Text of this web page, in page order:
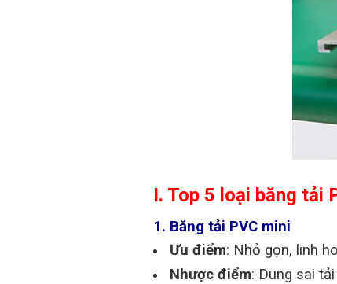
I. Top 5 loại băng tải
1. Băng tải PVC mini
Ưu điểm: Nhỏ gọn, linh
Nhược điểm: Dung sai